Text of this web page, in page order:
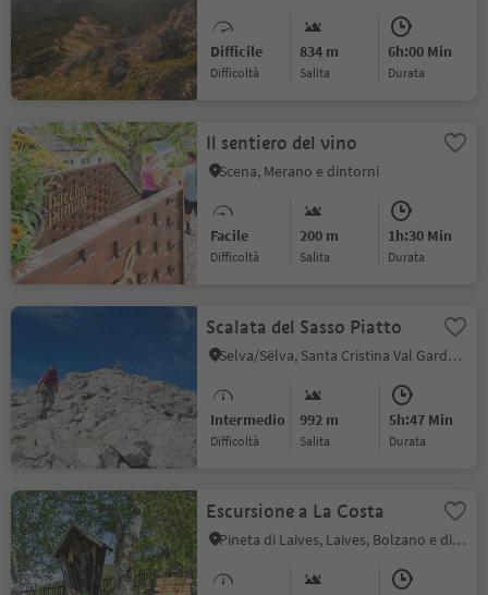
Difficile
Difficoltà
834 m
Salita
6h:00 Min
durata
Il sentiero del vino
Scena, Merano e dintorni
Facile
Difficoltà
200 m
Salita
1h:30 Min
durata
Scalata del Sasso Piatto
Selva/Sëlva, Santa Cristina Val Gardena, Regione dolomitica Val Gardena
Intermedio
Difficoltà
992 m
Salita
5h:47 Min
durata
Escursione a La Costa
Pineta di Laives, Laives, Bolzano e dintorni